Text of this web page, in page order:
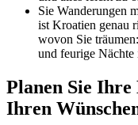
Sie Wanderungen
ist Kroatien genau
wovon Sie
und feurige Nächte
Planen Sie Ihre
Ihren